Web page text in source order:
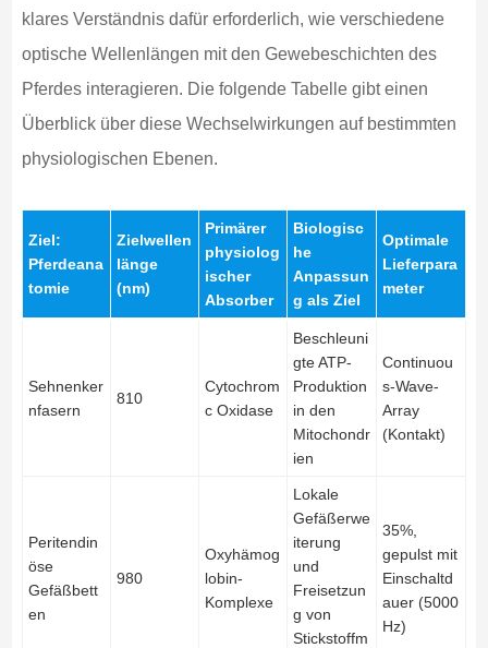
klares Verständnis dafür erforderlich, wie verschiedene
optische Wellenlängen mit den Gewebeschichten des
Pferdes interagieren. Die folgende Tabelle gibt einen
Überblick über diese Wechselwirkungen auf bestimmten
physiologischen Ebenen.
Ziel:
Pferdeana
tomie
Zielwellen
länge
(nm)
Primärer
physiolog
ischer
Absorber
Biologisc
he
Anpassun
g als Ziel
Optimale
Lieferpara
meter
Sehnenker
nfasern
810
Cytochrom
c Oxidase
Beschleuni
gte ATP-
Produktion
in den
Mitochondr
ien
Continuou
s-Wave-
Array
(Kontakt)
Peritendin
öse
Gefäßbett
en
980
Oxyhämog
lobin-
Komplexe
Lokale
Gefäßerwe
iterung
und
Freisetzun
g von
Stickstoffm
35%,
gepulst mit
Einschaltd
auer (5000
Hz)